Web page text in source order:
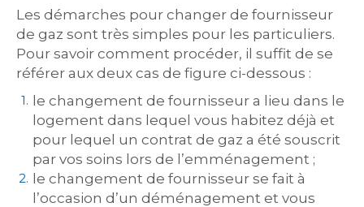
Les démarches pour changer de fournisseur
de gaz sont très simples pour les particuliers.
Pour savoir comment procéder, il suffit de se
référer aux deux cas de figure ci-dessous :
le changement de fournisseur a lieu dans le
logement dans lequel vous habitez déjà et
pour lequel un contrat de gaz a été souscrit
par vos soins lors de l’emménagement ;
le changement de fournisseur se fait à
l’occasion d’un déménagement et vous